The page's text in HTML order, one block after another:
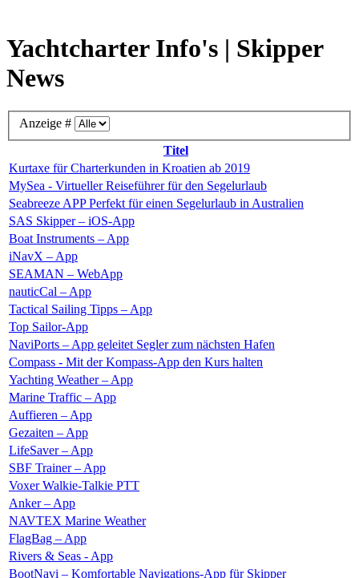
Yachtcharter Info's | Skipper
News
Anzeige #
Titel
Kurtaxe für Charterkunden in Kroatien ab 2019
MySea - Virtueller Reiseführer für den Segelurlaub
Seabreeze APP Perfekt für einen Segelurlaub in Australien
SAS Skipper – iOS-App
Boat Instruments – App
iNavX – App
SEAMAN – WebApp
nauticCal – App
Tactical Sailing Tipps – App
Top Sailor-App
NaviPorts – App geleitet Segler zum nächsten Hafen
Compass - Mit der Kompass-App den Kurs halten
Yachting Weather – App
Marine Traffic – App
Auffieren – App
Gezaiten – App
LifeSaver – App
SBF Trainer – App
Voxer Walkie-Talkie PTT
Anker – App
NAVTEX Marine Weather
FlagBag – App
Rivers & Seas - App
BootNavi – Komfortable Navigations-App für Skipper